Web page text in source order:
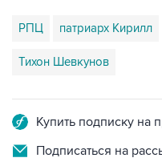
РПЦ патриарх Кирилл
Тихон Шевкунов
Купить подписку на
Подписаться на